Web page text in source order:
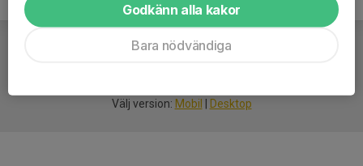
Välj version: Mobil Desktop
Godkänn alla kakor
Bara nödvändiga